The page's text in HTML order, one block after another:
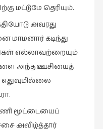
மட்டுமே தெரியும்.
அவரது
கடிந்து
எல்லாவற்றையும்
அந்த ஊசியைத்
மூட்டையைப்
அவிழ்த்தார்